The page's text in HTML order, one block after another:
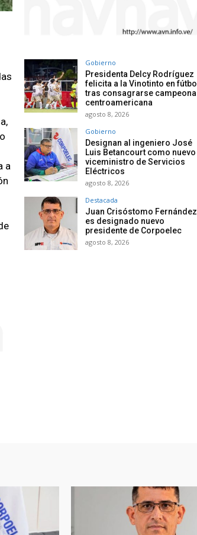
a
Gobierno
Presidenta Delcy Rodríguez
felicita a la Vinotinto en fútbol
tras consagrarse campeona
centroamericana
agosto 8, 2026
Gobierno
Designan al ingeniero José
Luis Betancourt como nuevo
viceministro de Servicios
Eléctricos
agosto 8, 2026
Destacada
Juan Crisóstomo Fernández
es designado nuevo
presidente de Corpoelec
agosto 8, 2026